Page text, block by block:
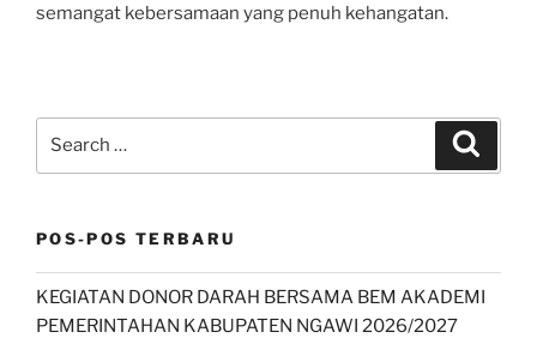
semangat kebersamaan yang penuh kehangatan.
POS-POS TERBARU
KEGIATAN DONOR DARAH BERSAMA BEM AKADEMI
PEMERINTAHAN KABUPATEN NGAWI 2026/2027